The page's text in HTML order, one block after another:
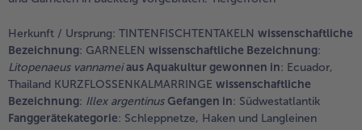
Herkunft / Ursprung: TINTENFISCHTENTAKELN wissenschaftliche
Bezeichnung: GARNELEN wissenschaftliche Bezeichnung:
Litopenaeus vannamei aus Aquakultur gewonnen in: Ecuador,
Thailand KURZFLOSSENKALMARRINGE wissenschaftliche
Bezeichnung: Illex argentinus Gefangen in: Südwestatlantik
Fanggerätekategorie: Schleppnetze, Haken und Langleinen